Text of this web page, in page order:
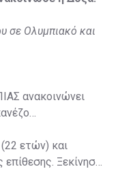
σε Ολυμπιακό και
ανακοινώνει
ετών) και
Ξεκίνησε